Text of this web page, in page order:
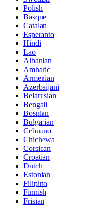
Polish
Basque
Catalan
Esperanto
Hindi
Lao
Albanian
Amharic
Armenian
Azerbaijani
Belarusian
Bengali
Bosnian
Bulgarian
Cebuano
Chichewa
Corsican
Croatian
Dutch
Estonian
Filipino
Finnish
Frisian